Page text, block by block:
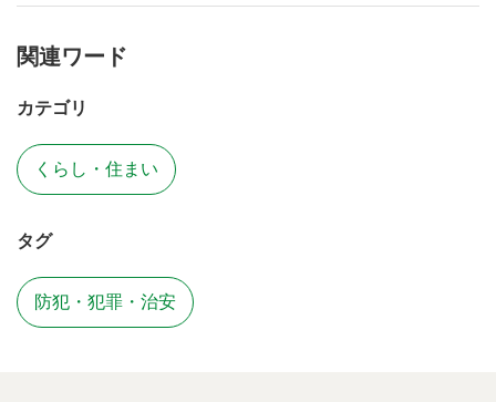
関連ワード
カテゴリ
くらし・住まい
タグ
防犯・犯罪・治安